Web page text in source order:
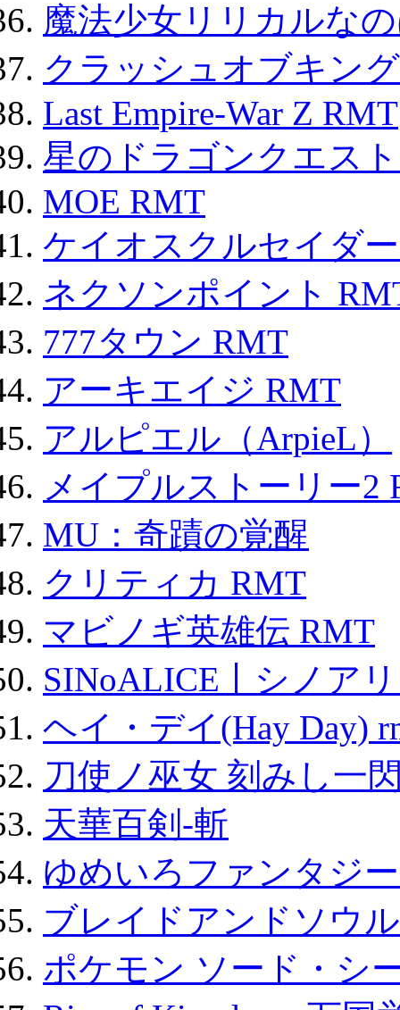
魔法少女リリカルな
クラッシュオブキン
Last Empire-War Z RMT
星のドラゴンクエス
MOE RMT
ケイオスクルセイダ
ネクソンポイント
777タウン RMT
アーキエイジ RMT
アルピエル（ArpieL）
メイプルストーリー2
MU：奇蹟の覚醒
クリティカ RMT
マビノギ英雄伝 RMT
SINoALICE丨シノア
ヘイ・デイ(Hay Day)
刀使ノ巫女 刻みし一
天華百剣-斬
ゆめいろファンタジ
ブレイドアンドソウ
ポケモン ソード・シ